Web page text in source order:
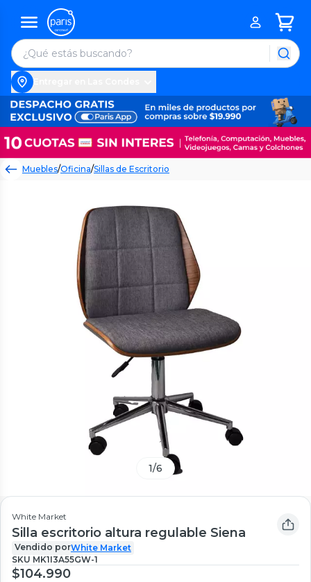
Muebles/Oficina/Sillas de Escritorio
1/6
White Market
Silla escritorio altura regulable Siena
Vendido porWhite Market
SKU MK1I3A55GW-1
$104.990